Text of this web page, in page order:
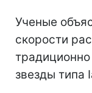
Ученые
скорости
звезды типа